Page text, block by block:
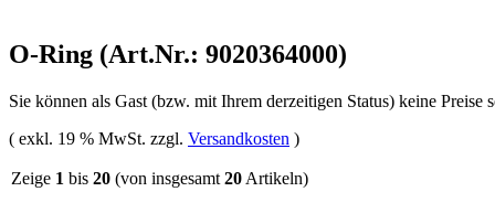
O-Ring (Art.Nr.: 9020364000)
Sie können als Gast (bzw. mit Ihrem derzeitigen Status) keine Preise
( exkl. 19 % MwSt. zzgl. Versandkosten )
Zeige 1 bis 20 (von insgesamt 20 Artikeln)